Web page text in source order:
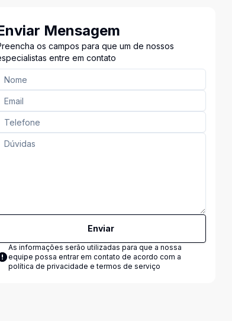
Mensagem
os campos para que um de nossos
entre em contato
Enviar
As informações serão utilizadas para que a nossa
equipe possa entrar em contato de acordo com a
política de privacidade e termos de serviço